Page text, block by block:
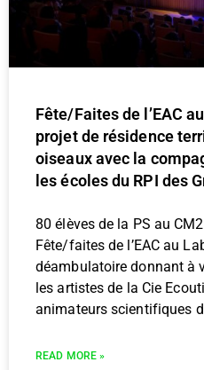
Fête/Faites de l’EAC
projet de résidence
oiseaux avec la
les écoles du RPI des
80 élèves de la PS au
Fête/faites de l’EAC au
déambulatoire donnant à
les artistes de la Cie
animateurs scientifiques
READ MORE »